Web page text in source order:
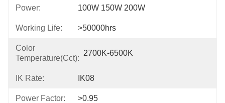
Power: 100W 150W 200W
Working Life: >50000hrs
Color
Temperature(cct):
2700K-6500K
IK Rate: IK08
Power Factor: >0.95